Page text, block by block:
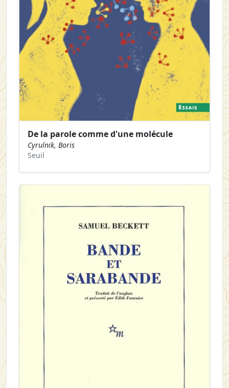
De la parole comme d'une molécule
Cyrulnik, Boris
Seuil